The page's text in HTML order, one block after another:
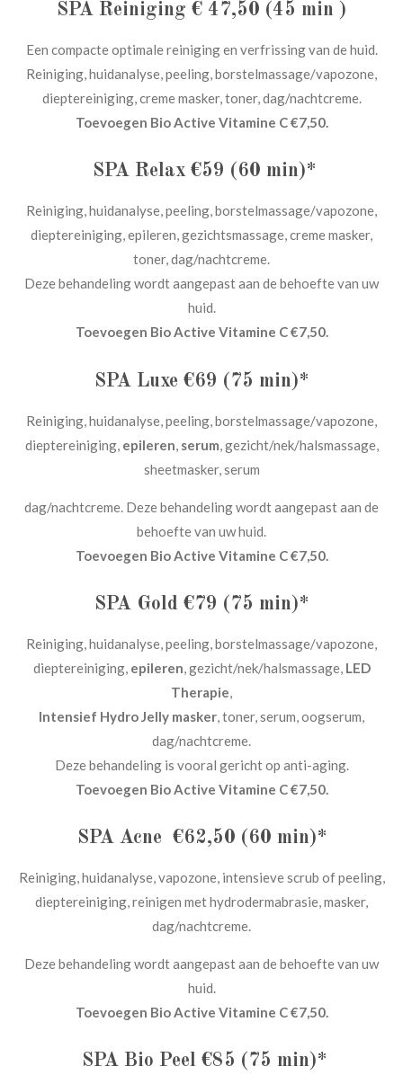
SPA Reiniging € 47,50 (45 min )
Een compacte optimale reiniging en verfrissing van de huid.
Reiniging, huidanalyse, peeling, borstelmassage/vapozone,
dieptereiniging, creme masker, toner, dag/nachtcreme.
Toevoegen Bio Active Vitamine C €7,50.
SPA Relax €59 (60 min)*
Reiniging, huidanalyse, peeling, borstelmassage/vapozone,
dieptereiniging, epileren, gezichtsmassage, creme masker,
toner, dag/nachtcreme.
Deze behandeling wordt aangepast aan de behoefte van uw
huid.
Toevoegen Bio Active Vitamine C €7,50.
SPA Luxe €69 (75 min)*
Reiniging, huidanalyse, peeling, borstelmassage/vapozone,
dieptereiniging, epileren serum , gezicht/nek/halsmassage,
sheetmasker, serum
dag/nachtcreme. Deze behandeling wordt aangepast aan de
behoefte van uw huid.
Toevoegen Bio Active Vitamine C €7,50.
SPA Gold €79 (75 min)*
Reiniging, huidanalyse, peeling, borstelmassage/vapozone,
dieptereiniging, epileren, gezicht/nek/halsmassage, LED
Therapie,
Intensief Hydro Jelly masker, toner, serum, oogserum,
dag/nachtcreme.
Deze behandeling is vooral gericht op anti-aging.
Toevoegen Bio Active Vitamine C €7,50.
SPA Acne €62,50 (60 min)*
Reiniging, huidanalyse, vapozone, intensieve scrub of peeling,
dieptereiniging, reinigen met hydrodermabrasie, masker,
dag/nachtcreme.
Deze behandeling wordt aangepast aan de behoefte van uw
huid.
Toevoegen Bio Active Vitamine C €7,50.
SPA Bio Peel €85 (75 min)*